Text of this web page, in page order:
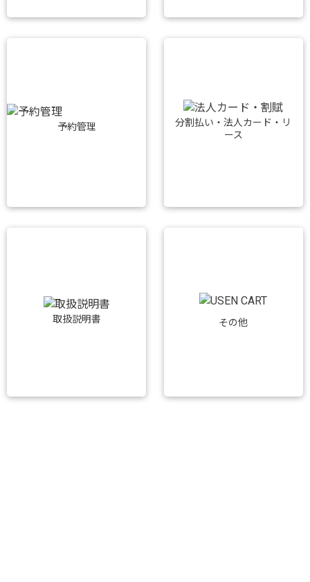
予約管理
分割払い・法人カード・リ
ース
取扱説明書 その他